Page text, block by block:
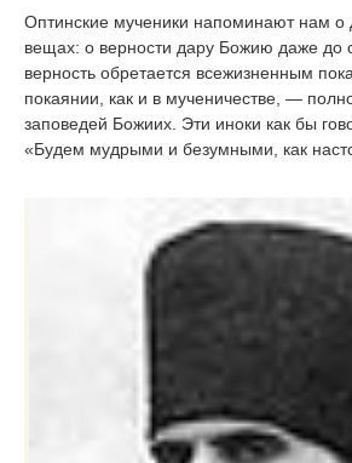
Оптинские мученики напоминают нам о
вещах: о верности дару Божию даже до
верность обретается всежизненным
покаянии, как и в мученичестве, —
заповедей Божиих. Эти иноки как бы
«Будем мудрыми и безумными, как